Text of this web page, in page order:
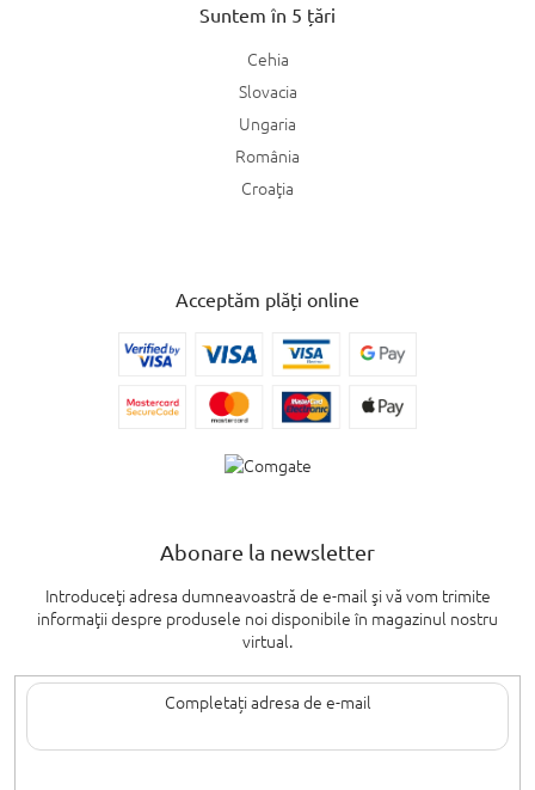
Suntem în 5 țări
Cehia
Slovacia
Ungaria
România
Croaţia
Acceptăm plăți online
Abonare la newsletter
Introduceţi adresa dumneavoastră de e-mail şi vă vom trimite
informaţii despre produsele noi disponibile în magazinul nostru
virtual.